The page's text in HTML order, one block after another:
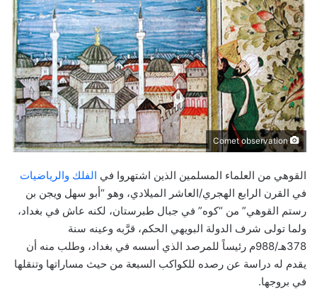
Comet observation
القوهي من العلماء المسلمين الذين اشتهروا في الفلك والرياضيات
في القرن الرابع الهجري/العاشر الميلادي، وهو “أبو سهل ويجن بن
رستم القوهي” من “كوه” في جبال طبرستان، لكنه عاش في بغداد،
ولما تولى شرف الدولة البويهي الحكم، قرَّبه وعينه سنة
378هـ/988م رئيساً للمرصد الذي أسسه في بغداد، وطلب منه أن
يقدم له دراسة عن رصده للكواكب السبعة من حيث مساراتها وتنقلها
في بروجها.